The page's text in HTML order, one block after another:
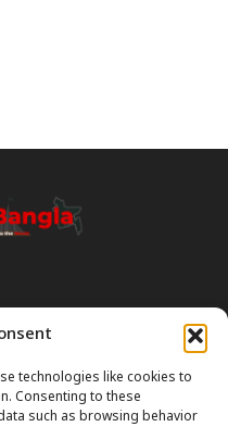
technologies like cookies to
Consenting to these
such as browsing behavior
generated with the
we strive for accuracy, AI
information.